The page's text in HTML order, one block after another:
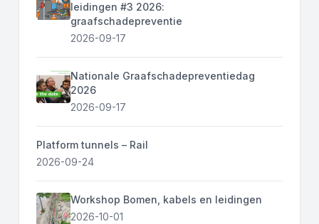
leidingen #3 2026:
graafschadepreventie
2026-09-17
Nationale Graafschadepreventiedag
2026
2026-09-17
Platform tunnels – Rail
2026-09-24
Workshop Bomen, kabels en leidingen
2026-10-01